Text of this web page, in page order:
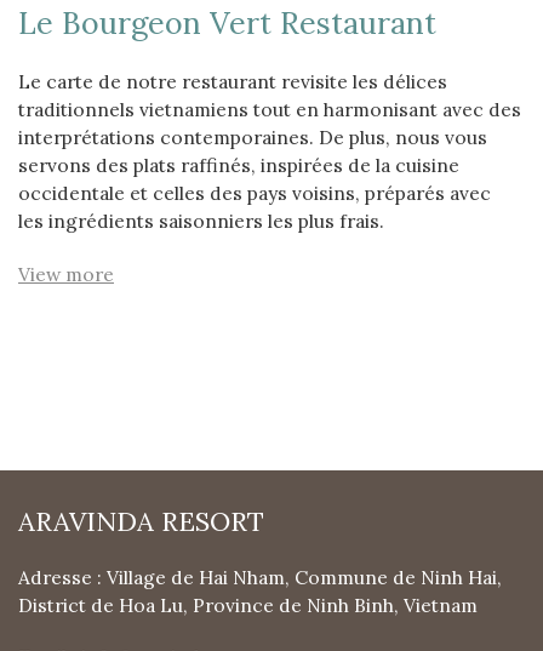
Le Bourgeon Vert Restaurant
Le carte de notre restaurant revisite les délices
traditionnels vietnamiens tout en harmonisant avec des
interprétations contemporaines. De plus, nous vous
servons des plats raffinés, inspirées de la cuisine
occidentale et celles des pays voisins, préparés avec
les ingrédients saisonniers les plus frais.
View more
ARAVINDA RESORT
Adresse : Village de Hai Nham, Commune de Ninh Hai,
District de Hoa Lu, Province de Ninh Binh, Vietnam